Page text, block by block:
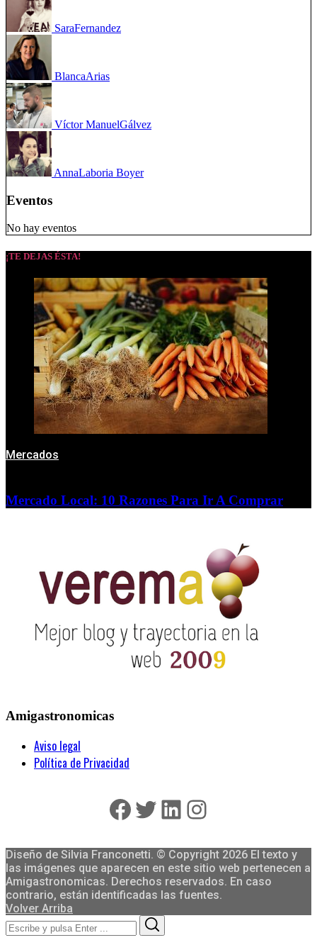
SaraFernandez
BlancaArias
Víctor ManuelGálvez
AnnaLaboria Boyer
Eventos
No hay eventos
¡TE DEJAS ÉSTA!
Mercados
Mercado Local: 10 Razones Para Ir A Comprar
Amigastronomicas
Aviso legal
Política de Privacidad
Facebook
Twitter
LinkedIn
Instagram
Diseño de Silvia Franconetti. © Copyright 2026 El texto y
las imágenes que aparecen en este sitio web pertenecen a
Amigastronomicas. Derechos reservados. En caso
contrario, están identificadas las fuentes.
Volver Arriba
Search
for: